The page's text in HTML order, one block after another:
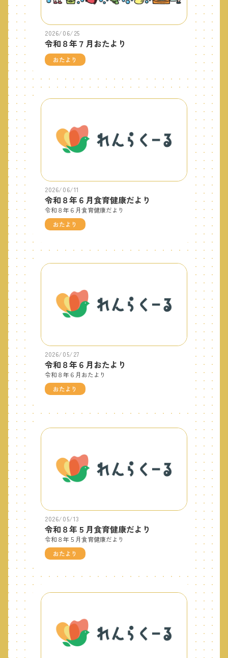
2026/06/25
令和８年７月おたより
おたより
2026/06/11
令和８年６月食育健康だより
令和８年６月食育健康だより
おたより
2026/05/27
令和８年６月おたより
令和８年６月おたより
おたより
2026/05/13
令和８年５月食育健康だより
令和８年５月食育健康だより
おたより